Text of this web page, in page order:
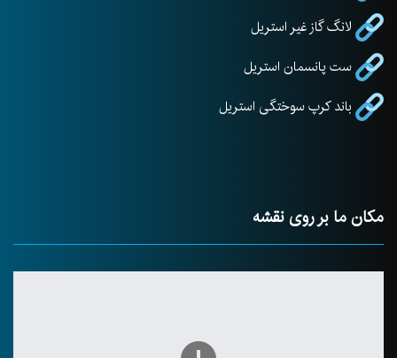
لانگ گاز غیر استریل
ست پانسمان استریل
باند کرپ سوختگی استریل
مکان ما بر روی نقشه